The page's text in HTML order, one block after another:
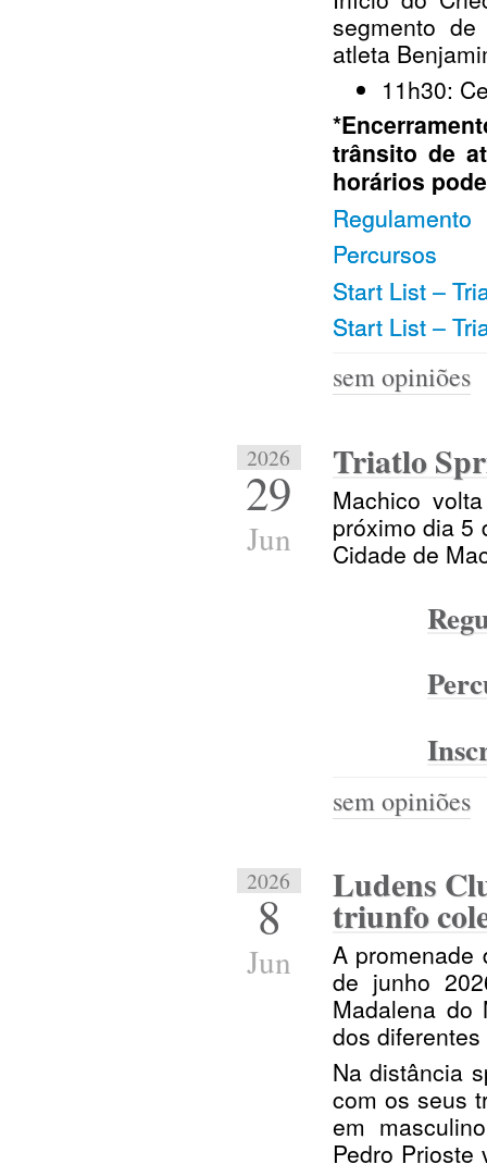
segmento
atleta
11h30:
trânsito de
horários
Regulamento
Percursos
Start List –
Start List –
sem opiniões
2026
29
Jun
Triatlo
Machico
próximo dia 5
Cidade de
sem opiniões
2026
8
Jun
Ludens
triunfo
A promenade
de junho
Madalena do
dos
Na distância
com os seus
em
Pedro